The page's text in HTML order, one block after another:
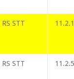
RS STT 11.2.1
RS STT 11.2.5